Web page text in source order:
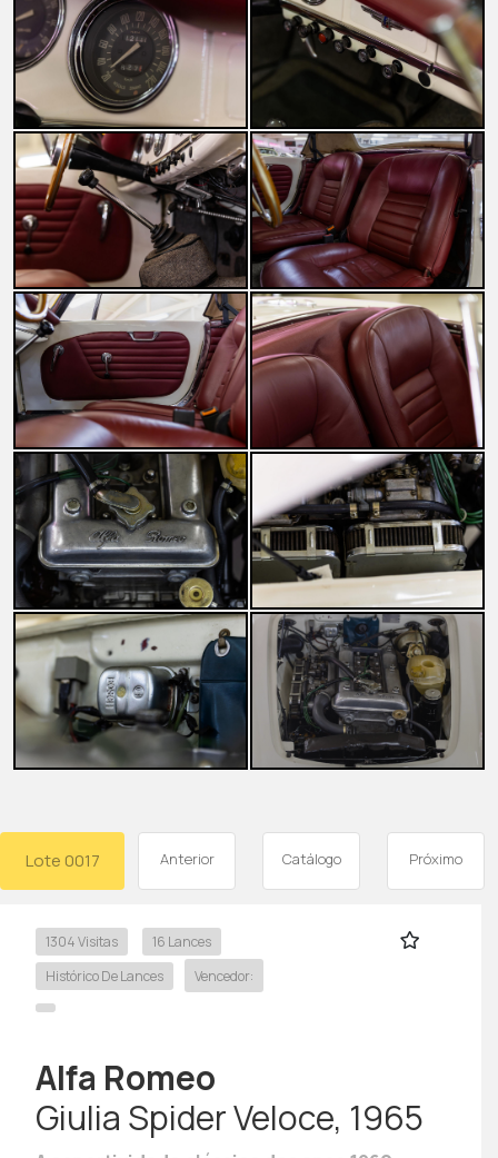
Lote 0017 Anterior Catálogo Próximo
1304 Visitas
16 Lances
Histórico De Lances
Vencedor:
Alfa Romeo
Giulia Spider Veloce, 1965